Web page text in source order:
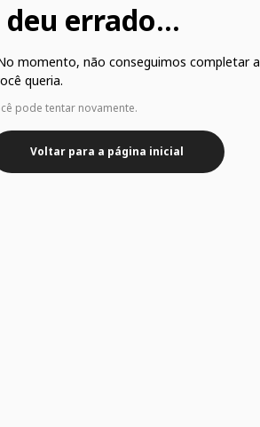
errado...
momento, não conseguimos completar a
queria.
pode tentar novamente.
Voltar para a página inicial